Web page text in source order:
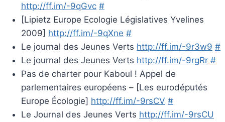
http://ff.im/-9qGvc #
[Lipietz Europe Ecologie Législatives Yvelines
2009] http://ff.im/-9qXne #
Le journal des Jeunes Verts http://ff.im/-9r3w9 #
Le journal des Jeunes Verts http://ff.im/-9rgRr #
Pas de charter pour Kaboul ! Appel de
parlementaires européens – [Les eurodéputés
Europe Écologie] http://ff.im/-9rsCV #
Le Journal des Jeunes Verts http://ff.im/-9rsCU